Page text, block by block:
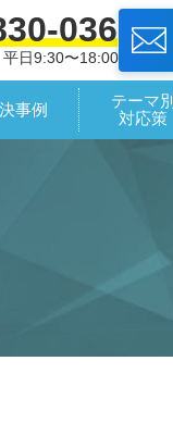
036
日9:30〜18:00
事例
テーマ別
対応策